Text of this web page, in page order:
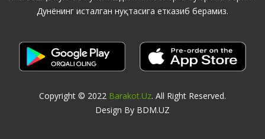
Дунёнинг исталган нуқтасига етказиб берамиз.
Copyright © 2022 Barakot.uz. All Right Reserved.
Design By BDM.UZ